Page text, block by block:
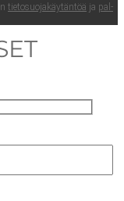
tie­to­suo­ja­käy­tän­töä ja pal­